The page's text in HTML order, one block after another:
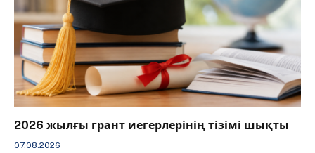
2026 жылғы грант иегерлерінің тізімі шықты
07.08.2026